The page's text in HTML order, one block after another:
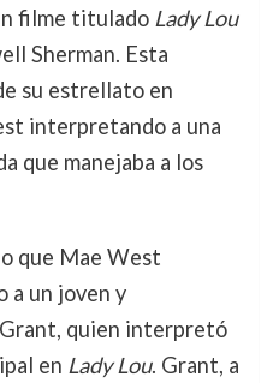
filme titulado Lady Lou
Sherman. Esta
su estrellato en
interpretando a una
que manejaba a los
que Mae West
a un joven y
quien interpretó
en Lady Lou. Grant, a